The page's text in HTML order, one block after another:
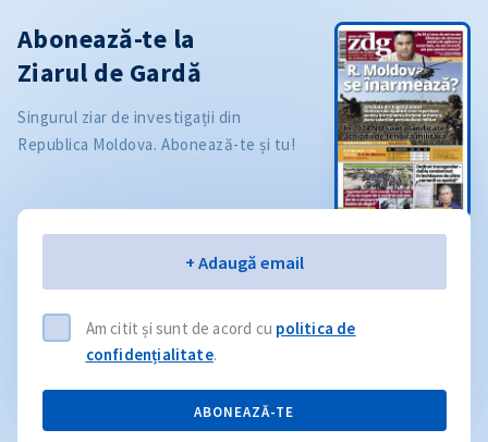
Abonează-te la
Ziarul de Gardă
Singurul ziar de investigații din
Republica Moldova. Abonează-te și tu!
+ Adaugă email
Am citit și sunt de acord cu politica de
confidențialitate.
ABONEAZĂ-TE